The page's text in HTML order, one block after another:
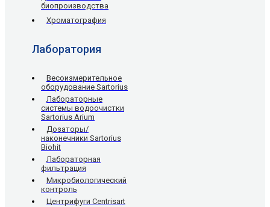
биопроизводства
Хроматография
Лаборатория
Весоизмерительное
оборудование Sartorius
Лабораторные
системы водоочистки
Sartorius Arium
Дозаторы/
наконечники Sartorius
Biohit
Лабораторная
фильтрация
Микробиологический
контроль
Центрифуги Centrisart